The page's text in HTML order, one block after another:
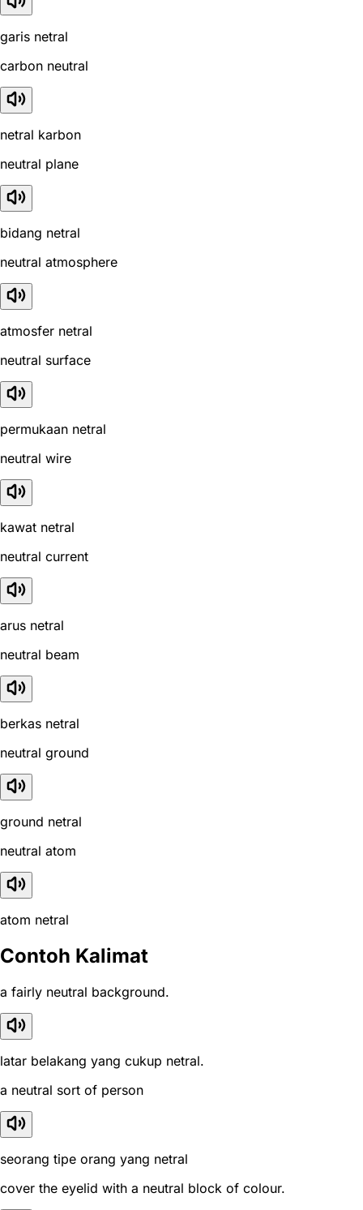
garis netral
carbon neutral
netral karbon
neutral plane
bidang netral
neutral atmosphere
atmosfer netral
neutral surface
permukaan netral
neutral wire
kawat netral
neutral current
arus netral
neutral beam
berkas netral
neutral ground
ground netral
neutral atom
atom netral
Contoh Kalimat
a fairly neutral background.
latar belakang yang cukup netral.
a neutral sort of person
seorang tipe orang yang netral
cover the eyelid with a neutral block of colour.